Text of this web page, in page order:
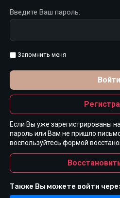
Введите Ваш пароль:
Запомнить меня
Войти
Если Вы уже зарегистрированы
пароль или Вам не пришло
воспользуйтесь формой
Также Вы можете войти